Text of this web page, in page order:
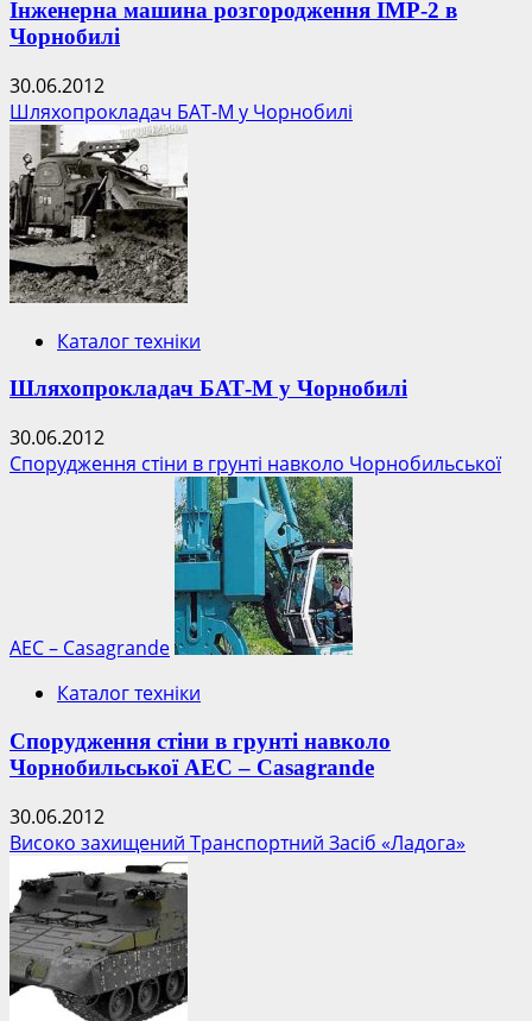
Інженерна машина розгородження ІМР-2 в
Чорнобилі
30.06.2012
Шляхопрокладач БАТ-М у Чорнобилі
Каталог техніки
Шляхопрокладач БАТ-М у Чорнобилі
30.06.2012
Спорудження стіни в грунті навколо Чорнобильської
АЕС – Casagrande
Каталог техніки
Спорудження стіни в грунті навколо
Чорнобильської АЕС – Casagrande
30.06.2012
Високо захищений Транспортний Засіб «Ладога»